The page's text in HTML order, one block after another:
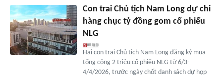
Con trai Chủ tịch Nam Long dự chi
hàng chục tỷ đồng gom cổ phiếu
NLG
Hai con trai Chủ tịch Nam Long đăng ký mua
tổng cộng 2 triệu cổ phiếu NLG từ 6/3-
4/4/2026, trước ngày chốt danh sách dự họp